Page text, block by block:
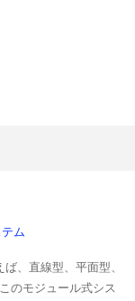
、直線型、平面型、
のモジュール式シス